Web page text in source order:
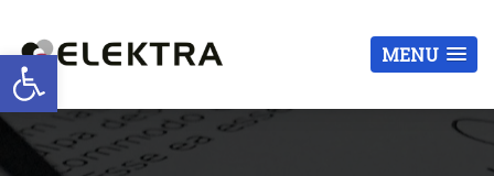
Otwórz pasek narzędzi MENU